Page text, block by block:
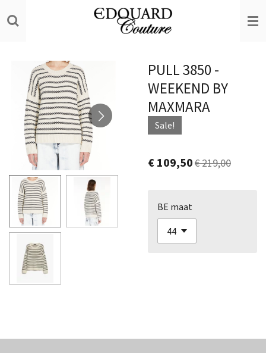
direct
hoofdinhoud
PULL 3850 -
WEEKEND BY
MAXMARA
Sale!
€ 109,50€ 219,00
BE maat